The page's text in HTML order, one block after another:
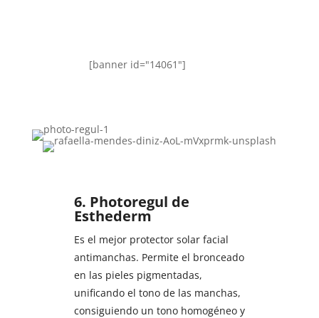
[banner id="14061"]
6. Photoregul de
Esthederm
Es el mejor protector solar facial
antimanchas. Permite el bronceado
en las pieles pigmentadas,
unificando el tono de las manchas,
consiguiendo un tono homogéneo y